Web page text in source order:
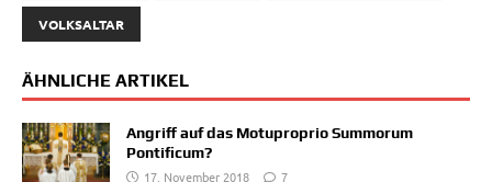
VOLKSALTAR
ÄHNLICHE ARTIKEL
Angriff auf das Motuproprio Summorum
Pontificum?
17. November 2018
7